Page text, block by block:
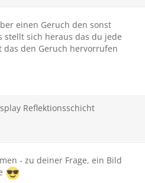
einen Geruch den sonst
stellt sich heraus das du jede
das den Geruch hervorrufen
Reflektionsschicht
- zu deiner Frage, ein Bild